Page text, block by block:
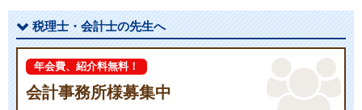
税理士・会計士の先生へ
年会費、紹介料無料！
会計事務所様募集中